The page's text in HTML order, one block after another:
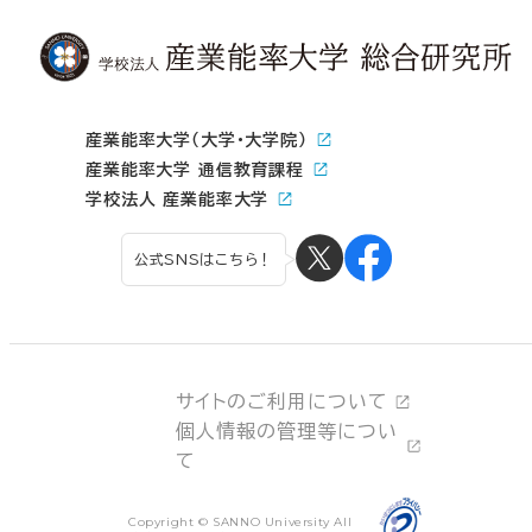
産業能率大学（大学・大学院）
産業能率大学 通信教育課程
学校法人 産業能率大学
公式SNSはこちら！
サイトのご利用について
個人情報の管理等につい
て
Copyright © SANNO University All